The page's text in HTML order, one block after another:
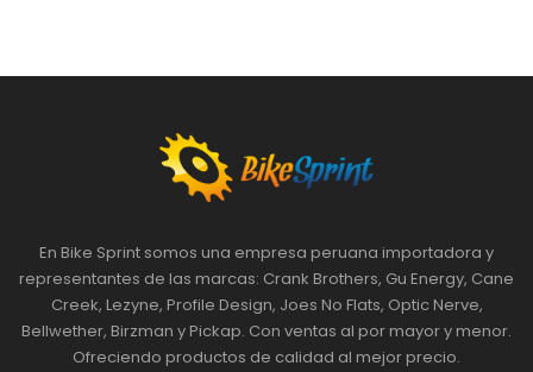
En Bike Sprint somos una empresa peruana importadora y
representantes de las marcas: Crank Brothers, Gu Energy, Cane
Creek, Lezyne, Profile Design, Joes No Flats, Optic Nerve,
Bellwether, Birzman y Pickap. Con ventas al por mayor y menor.
Ofreciendo productos de calidad al mejor precio.